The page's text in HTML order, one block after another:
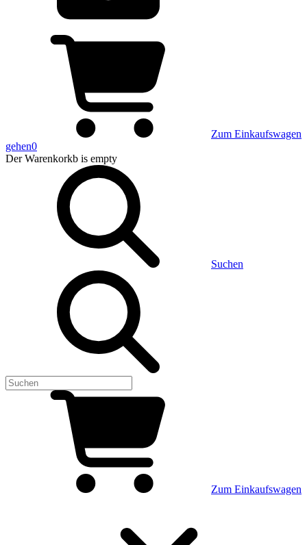
Zum Einkaufswagen
gehen0
Der Warenkorkb is empty
Suchen
Zum Einkaufswagen